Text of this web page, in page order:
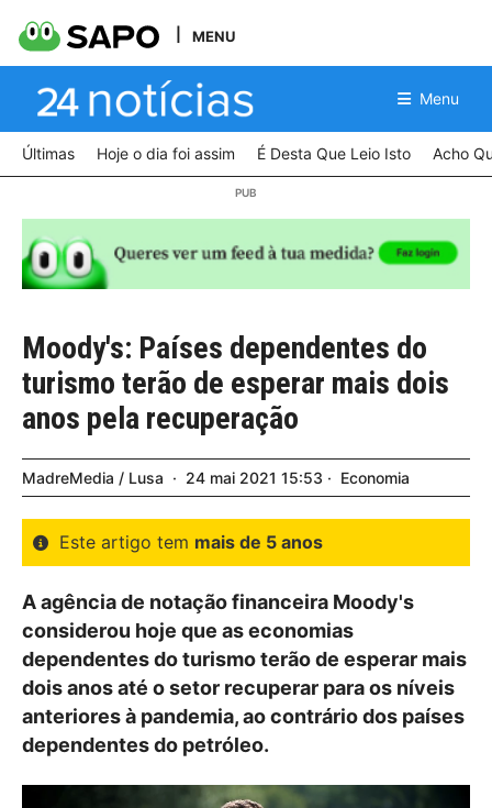
MENU
Menu
Últimas Hoje o dia foi assim É Desta Que Leio Isto Acho
Moody's: Países dependentes do
turismo terão de esperar mais dois
anos pela recuperação
MadreMedia / Lusa 24 mai 2021 15:53 Economia
Este artigo tem mais de 5 anos
A agência de notação financeira Moody's
considerou hoje que as economias
dependentes do turismo terão de esperar mais
dois anos até o setor recuperar para os níveis
anteriores à pandemia, ao contrário dos países
dependentes do petróleo.